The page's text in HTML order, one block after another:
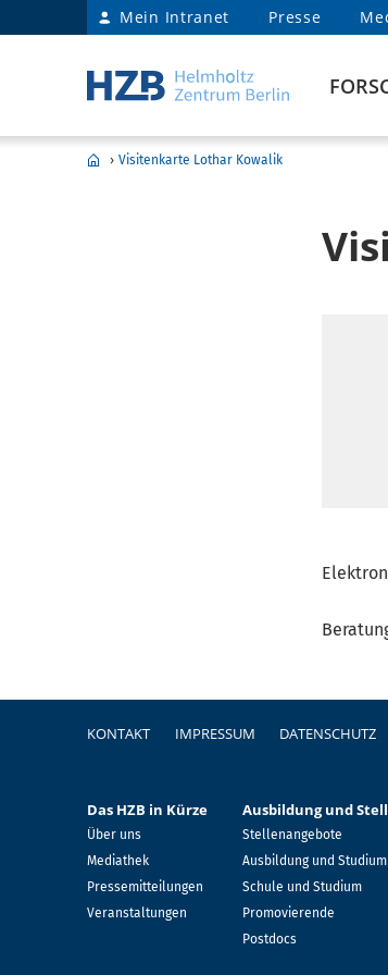
Mein Intranet Presse
› Visitenkarte Lothar Kowalik
Fußzeile
KONTAKT IMPRESSUM DATENSCHUTZ
Das HZB in Kürze
Über uns
Mediathek
Pressemitteilungen
Veranstaltungen
Ausbildung und
Stellenangebote
Ausbildung und Studium
Schule und Studium
Promovierende
Postdocs